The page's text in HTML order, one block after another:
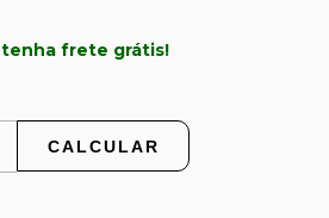
tenha frete grátis!
CALCULAR